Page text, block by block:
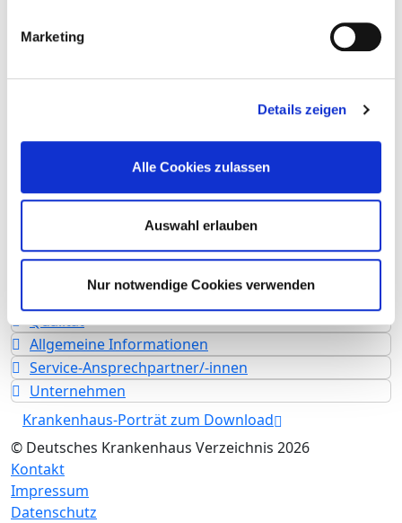
Marketing
Details zeigen
Alle Cookies zulassen
Auswahl erlauben
Nur notwendige Cookies verwenden
Anzahl Betten: 20
Fallzahl der stationsäquivalenten
psychiatrischen Behandlung (StäB): 1.608
Krankenhausträger: Marion von Tessin
Memory-Zentrum gGmbH
Art des Trägers: freigemeinnützig
Leistungen & Service
Qualität
Allgemeine Informationen
Service-Ansprechpartner/-innen
Unternehmen
Krankenhaus-Porträt zum Download
© Deutsches Krankenhaus Verzeichnis 2026
Kontakt
Impressum
Datenschutz